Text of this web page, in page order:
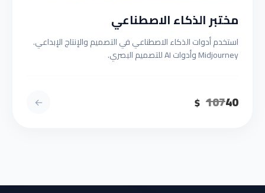
مختبر الذكاء الاصطناعي
استخدم أدوات الذكاء الاصطناعي في التصميم والإنتاج الإبداعي.
Midjourney وأدوات AI للتصميم البصري.
10740
$
←